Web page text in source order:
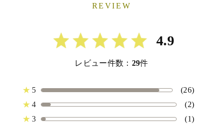
REVIEW
4.9
レビュー件数： 29件
★ 5
(26)
★ 4
(2)
★ 3
(1)